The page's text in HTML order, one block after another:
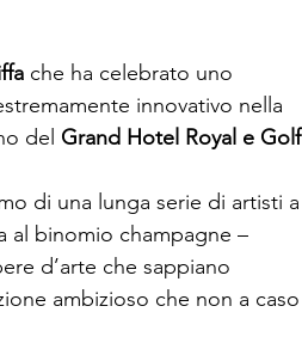
che ha celebrato uno
innovativo nella
del Grand Hotel Royal e Golf
di una lunga serie di artisti a
al binomio champagne –
d’arte che sappiano
ambizioso che non a caso